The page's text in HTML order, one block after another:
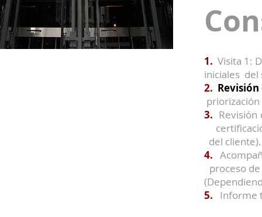
1. Visita
iniciales del
2.
3.
del cliente).
4.
proceso
5.
Informe